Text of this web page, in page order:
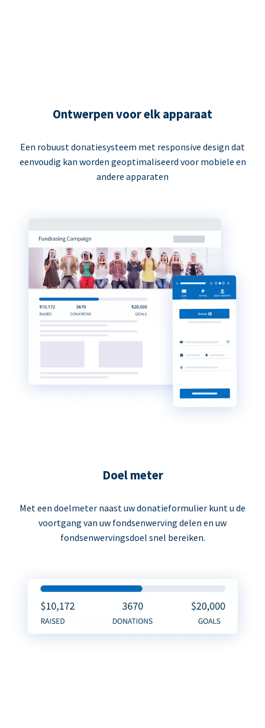
Ontwerpen voor elk apparaat
Een robuust donatiesysteem met responsive design dat
eenvoudig kan worden geoptimaliseerd voor mobiele en
andere apparaten
Doel meter
Met een doelmeter naast uw donatieformulier kunt u de
voortgang van uw fondsenwerving delen en uw
fondsenwervingsdoel snel bereiken.